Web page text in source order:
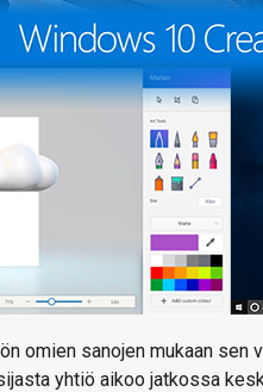
omien sanojen mukaan sen
yhtiö aikoo jatkossa